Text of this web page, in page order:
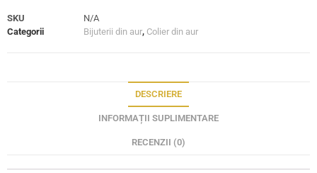
SKU
N/A
Categorii
Bijuterii din aur, Colier din aur
DESCRIERE
INFORMAȚII SUPLIMENTARE
RECENZII (0)